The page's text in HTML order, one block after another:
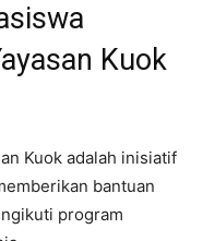
Kuok
Kuok adalah inisiatif
bantuan
program